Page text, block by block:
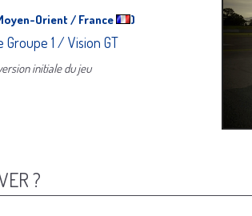
Orient / France )
1 / Vision GT
initiale du jeu
?